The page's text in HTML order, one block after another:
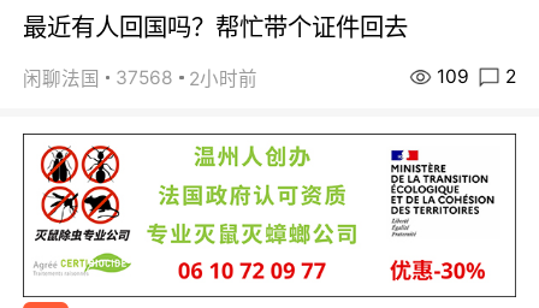
最近有人回国吗？帮忙带个证件回去
闲聊法国 37568 2小时前 109 2